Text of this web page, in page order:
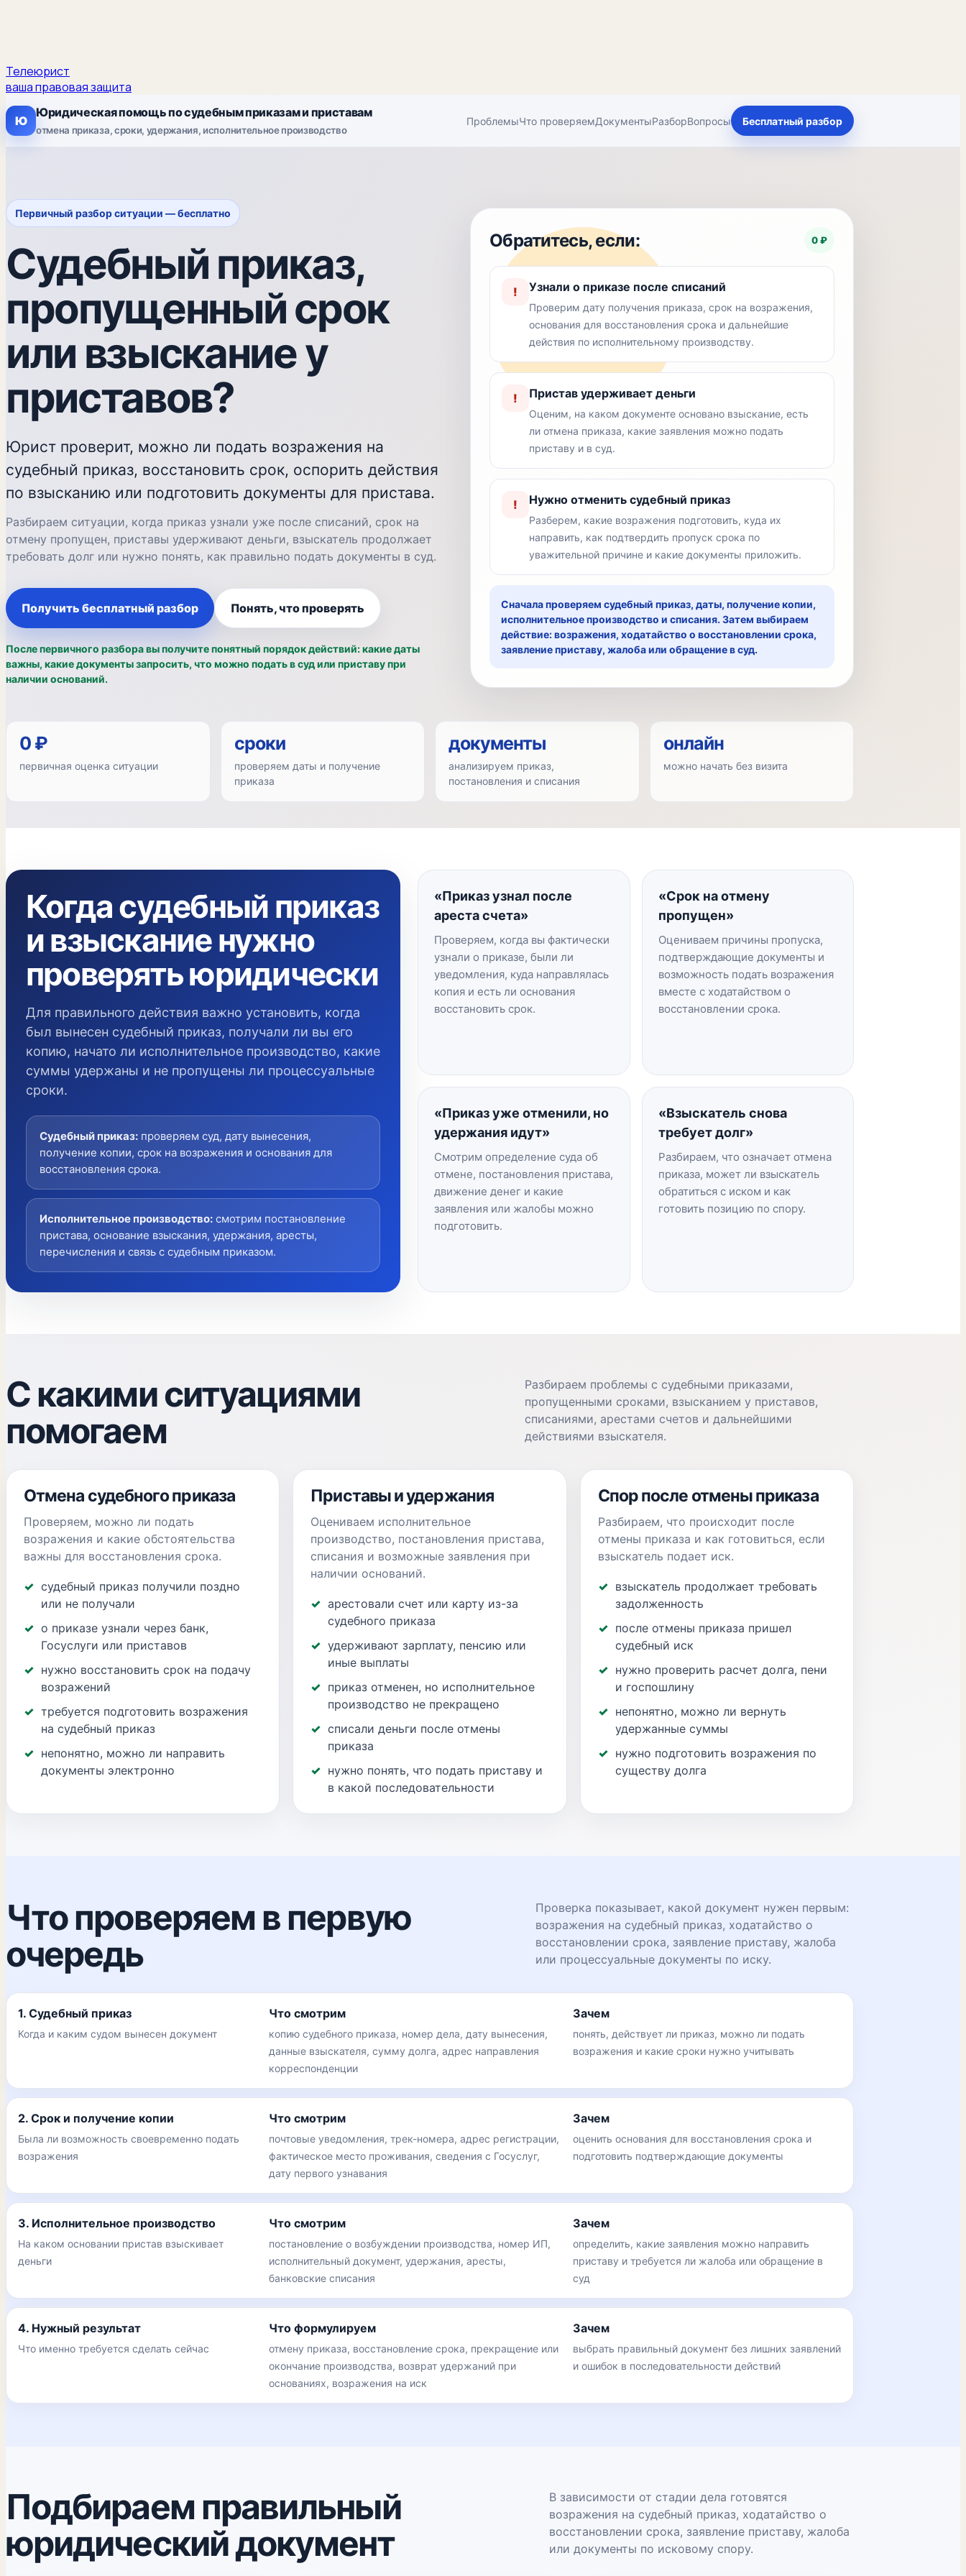
Телеюрист
ваша правовая защита
Ю
Юридическая помощь по судебным приказам и приставам
отмена приказа, сроки, удержания, исполнительное производство
ПроблемыЧто проверяемДокументыРазборВопросы Бесплатный разбор
Первичный разбор ситуации — бесплатно
Судебный приказ,
пропущенный срок
или взыскание у
приставов?
Юрист проверит, можно ли подать возражения на
судебный приказ, восстановить срок, оспорить действия
по взысканию или подготовить документы для пристава.
Разбираем ситуации, когда приказ узнали уже после списаний, срок на
отмену пропущен, приставы удерживают деньги, взыскатель продолжает
требовать долг или нужно понять, как правильно подать документы в суд.
Получить бесплатный разбор Понять, что проверять
После первичного разбора вы получите понятный порядок действий: какие даты
важны, какие документы запросить, что можно подать в суд или приставу при
наличии оснований.
Обратитесь, если: 0 ₽
! Узнали о приказе после списаний
Проверим дату получения приказа, срок на возражения,
основания для восстановления срока и дальнейшие
действия по исполнительному производству.
! Пристав удерживает деньги
Оценим, на каком документе основано взыскание, есть
ли отмена приказа, какие заявления можно подать
приставу и в суд.
! Нужно отменить судебный приказ
Разберем, какие возражения подготовить, куда их
направить, как подтвердить пропуск срока по
уважительной причине и какие документы приложить.
Сначала проверяем судебный приказ, даты, получение копии,
исполнительное производство и списания. Затем выбираем
действие: возражения, ходатайство о восстановлении срока,
заявление приставу, жалоба или обращение в суд.
0 ₽
первичная оценка ситуации
сроки
проверяем даты и получение
приказа
документы
анализируем приказ,
постановления и списания
онлайн
можно начать без визита
Когда судебный приказ
и взыскание нужно
проверять юридически
Для правильного действия важно установить, когда
был вынесен судебный приказ, получали ли вы его
копию, начато ли исполнительное производство, какие
суммы удержаны и не пропущены ли процессуальные
сроки.
Судебный приказ: проверяем суд, дату вынесения,
получение копии, срок на возражения и основания для
восстановления срока.
Исполнительное производство: смотрим постановление
пристава, основание взыскания, удержания, аресты,
перечисления и связь с судебным приказом.
«Приказ узнал после
ареста счета»
Проверяем, когда вы фактически
узнали о приказе, были ли
уведомления, куда направлялась
копия и есть ли основания
восстановить срок.
«Срок на отмену
пропущен»
Оцениваем причины пропуска,
подтверждающие документы и
возможность подать возражения
вместе с ходатайством о
восстановлении срока.
«Приказ уже отменили, но
удержания идут»
Смотрим определение суда об
отмене, постановления пристава,
движение денег и какие
заявления или жалобы можно
подготовить.
«Взыскатель снова
требует долг»
Разбираем, что означает отмена
приказа, может ли взыскатель
обратиться с иском и как
готовить позицию по спору.
С какими ситуациями
помогаем
Разбираем проблемы с судебными приказами,
пропущенными сроками, взысканием у приставов,
списаниями, арестами счетов и дальнейшими
действиями взыскателя.
Отмена судебного приказа
Проверяем, можно ли подать
возражения и какие обстоятельства
важны для восстановления срока.
судебный приказ получили поздно
или не получали
о приказе узнали через банк,
Госуслуги или приставов
нужно восстановить срок на подачу
возражений
требуется подготовить возражения
на судебный приказ
непонятно, можно ли направить
документы электронно
Приставы и удержания
Оцениваем исполнительное
производство, постановления пристава,
списания и возможные заявления при
наличии оснований.
арестовали счет или карту из-за
судебного приказа
удерживают зарплату, пенсию или
иные выплаты
приказ отменен, но исполнительное
производство не прекращено
списали деньги после отмены
приказа
нужно понять, что подать приставу и
в какой последовательности
Спор после отмены приказа
Разбираем, что происходит после
отмены приказа и как готовиться, если
взыскатель подает иск.
взыскатель продолжает требовать
задолженность
после отмены приказа пришел
судебный иск
нужно проверить расчет долга, пени
и госпошлину
непонятно, можно ли вернуть
удержанные суммы
нужно подготовить возражения по
существу долга
Что проверяем в первую
очередь
Проверка показывает, какой документ нужен первым:
возражения на судебный приказ, ходатайство о
восстановлении срока, заявление приставу, жалоба
или процессуальные документы по иску.
1. Судебный приказ
Когда и каким судом вынесен документ
Что смотрим
копию судебного приказа, номер дела, дату вынесения,
данные взыскателя, сумму долга, адрес направления
корреспонденции
Зачем
понять, действует ли приказ, можно ли подать
возражения и какие сроки нужно учитывать
2. Срок и получение копии
Была ли возможность своевременно подать
возражения
Что смотрим
почтовые уведомления, трек-номера, адрес регистрации,
фактическое место проживания, сведения с Госуслуг,
дату первого узнавания
Зачем
оценить основания для восстановления срока и
подготовить подтверждающие документы
3. Исполнительное производство
На каком основании пристав взыскивает
деньги
Что смотрим
постановление о возбуждении производства, номер ИП,
исполнительный документ, удержания, аресты,
банковские списания
Зачем
определить, какие заявления можно направить
приставу и требуется ли жалоба или обращение в
суд
4. Нужный результат
Что именно требуется сделать сейчас
Что формулируем
отмену приказа, восстановление срока, прекращение или
окончание производства, возврат удержаний при
основаниях, возражения на иск
Зачем
выбрать правильный документ без лишних заявлений
и ошибок в последовательности действий
Подбираем правильный
юридический документ
В зависимости от стадии дела готовятся
возражения на судебный приказ, ходатайство о
восстановлении срока, заявление приставу, жалоба
или документы по исковому спору.